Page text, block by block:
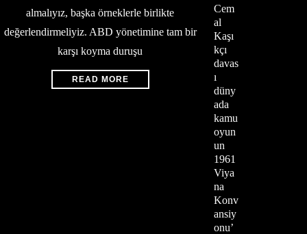
almalıyız, başka örneklerle birlikte
değerlendirmeliyiz. ABD yönetimine tam bir
karşı koyma duruşu
READ MORE
Cem
al
Kaşı
kçı
davas
ı
düny
ada
kamu
oyun
un
1961
Viya
na
Konv
ansiy
onu’